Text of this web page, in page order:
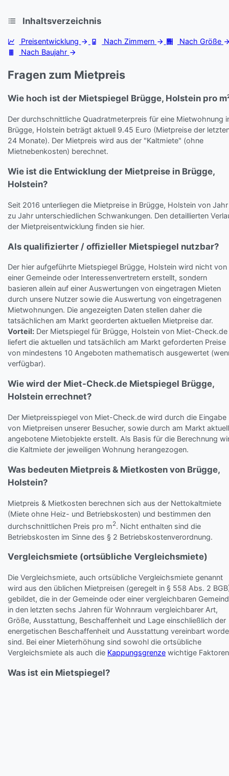
Inhaltsverzeichnis
Preisentwicklung Nach Zimmern
Nach Größe
Nach Baujahr
Fragen zum Mietpreis
Wie hoch ist der Mietspiegel Brügge, Holstein pro
Der durchschnittliche Quadratmeterpreis für eine Mietwohnung
Brügge, Holstein beträgt aktuell 9.45 Euro (Mietpreise der
24 Monate). Der Mietpreis wird aus der "Kaltmiete" (ohne
Mietnebenkosten) berechnet.
Wie ist die Entwicklung der Mietpreise in Brügge,
Holstein?
Seit 2016 unterliegen die Mietpreise in Brügge, Holstein von Jahr
zu Jahr unterschiedlichen Schwankungen. Den detaillierten
der Mietpreisentwicklung finden sie hier.
Als qualifizierter / offizieller Mietspiegel nutzbar?
Der hier aufgeführte Mietspiegel Brügge, Holstein wird nicht von
einer Gemeinde oder Interessenvertretern erstellt, sondern
basieren allein auf einer Auswertungen von eingetragen Mieten
durch unsere Nutzer sowie die Auswertung von eingetragenen
Mietwohnungen. Die angezeigten Daten stellen daher die
tatsächlichen am Markt georderten aktuellen Mietpreise dar.
Vorteil: Der Mietspiegel für Brügge, Holstein von Miet-Check.de
liefert die aktuellen und tatsächlich am Markt geforderten Preise
von mindestens 10 Angeboten mathematisch ausgewertet
verfügbar).
Wie wird der Miet-Check.de Mietspiegel Brügge,
Holstein errechnet?
Der Mietpreisspiegel von Miet-Check.de wird durch die Eingabe
von Mietpreisen unserer Besucher, sowie durch am Markt aktuell
angebotene Mietobjekte erstellt. Als Basis für die Berechnung
die Kaltmiete der jeweiligen Wohnung herangezogen.
Was bedeuten Mietpreis & Mietkosten von Brügge,
Holstein?
Mietpreis & Mietkosten berechnen sich aus der Nettokaltmiete
(Miete ohne Heiz- und Betriebskosten) und bestimmen den
durchschnittlichen Preis pro m2. Nicht enthalten sind die
Betriebskosten im Sinne des § 2 Betriebskostenverordnung.
Vergleichsmiete (ortsübliche Vergleichsmiete)
Die Vergleichsmiete, auch ortsübliche Vergleichsmiete genannt
wird aus den üblichen Mietpreisen (geregelt in § 558 Abs. 2
gebildet, die in der Gemeinde oder einer vergleichbaren
in den letzten sechs Jahren für Wohnraum vergleichbarer Art,
Größe, Ausstattung, Beschaffenheit und Lage einschließlich der
energetischen Beschaffenheit und Ausstattung vereinbart
sind. Bei einer Mieterhöhung sind sowohl die ortsübliche
Vergleichsmiete als auch die Kappungsgrenze wichtige
Was ist ein Mietspiegel?